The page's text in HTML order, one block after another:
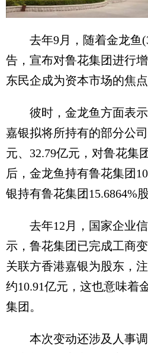
去年9月，随着金龙鱼
告，宣布对鲁花集团进行
东民企成为资本市场的焦点
彼时，金龙鱼方面表示
嘉银拟将所持有的部分公
元、32.79亿元，对鲁花集
后，金龙鱼持有鲁花集团
银持有鲁花集团15.6864%股
去年12月，国家企业信
示，鲁花集团已完成工商
关联方香港嘉银为股东，
约10.91亿元，这也意味着
集团。
本次变动还涉及人事调